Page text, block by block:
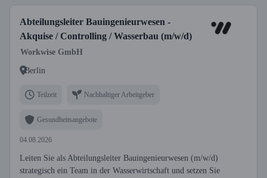
Abteilungsleiter Bauingenieurwesen -
Akquise / Controlling / Wasserbau (m/w/d)
Workwise GmbH
Berlin
Teilzeit Nachhaltiger Arbeitgeber
Gesundheitsangebote
04.08.2026
Leiten Sie als Abteilungsleiter Bauingenieurwesen (m/w/d)
strategisch ein Team in der Wasserwirtschaft und setzen Sie